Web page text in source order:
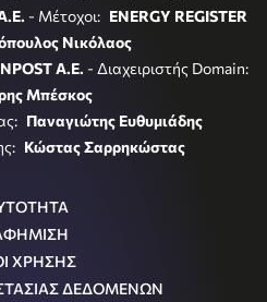
- Μέτοχοι: ENERGY REGISTER
Νικόλαος
A.E. - Διαχειριστής Domain:
Μπέσκος
Παναγιώτης Ευθυμιάδης
Κώστας Σαρρηκώστας
ΧΡΗΣΗΣ
ΔΕΔΟΜΕΝΩΝ